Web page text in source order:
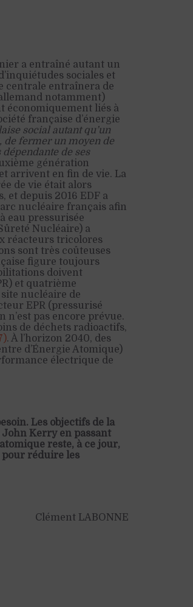
a entraîné autant un
sociales et
centrale entraînera de
notamment)
économiquement liés à
française d’énergie
social autant qu’un
de fermer un moyen de
de ses
génération
arrivent en fin de vie. La
de vie était alors
et depuis 2016 EDF a
nucléaire français afin
eau pressurisée
Nucléaire) a
réacteurs tricolores
sont très coûteuses
figure toujours
doivent
et quatrième
nucléaire de
EPR (pressurisé
n’est pas encore prévue.
de déchets radioactifs,
). À l’horizon 2040, des
d’Énergie Atomique)
électrique de
Les objectifs de la
John Kerry en passant
reste, à ce jour,
pour réduire les
Clément LABONNE